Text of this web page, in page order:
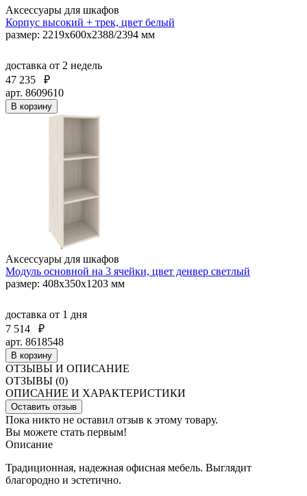
Аксессуары для шкафов
Корпус высокий + трек, цвет белый
размер: 2219х600х2388/2394 мм
доставка от 2 недель
47 235
₽
арт. 8609610
В корзину
Аксессуары для шкафов
Модуль основной на 3 ячейки, цвет денвер светлый
размер: 408х350х1203 мм
доставка от 1 дня
7 514
₽
арт. 8618548
В корзину
ОТЗЫВЫ И ОПИСАНИЕ
ОТЗЫВЫ (0)
ОПИСАНИЕ И ХАРАКТЕРИСТИКИ
Оставить отзыв
Пока никто не оставил отзыв к этому товару.
Вы можете стать первым!
Описание
Традиционная, надежная офисная мебель. Выглядит
благородно и эстетично.